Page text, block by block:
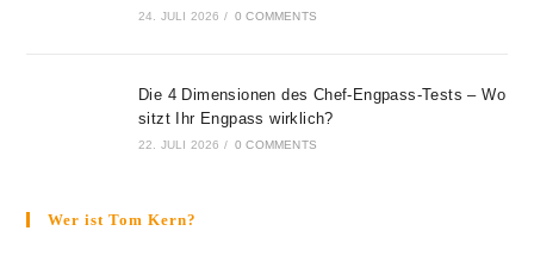
24. JULI 2026 / 0 COMMENTS
Die 4 Dimensionen des Chef-Engpass-Tests – Wo
sitzt Ihr Engpass wirklich?
22. JULI 2026 / 0 COMMENTS
Wer ist Tom Kern?